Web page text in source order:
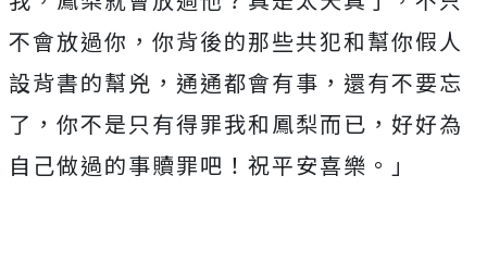
不會放過你，你背後的那些共犯和幫你假人
設背書的幫兇，通通都會有事，還有不要忘
了，你不是只有得罪我和鳳梨而已，好好為
自己做過的事贖罪吧！祝平安喜樂。」